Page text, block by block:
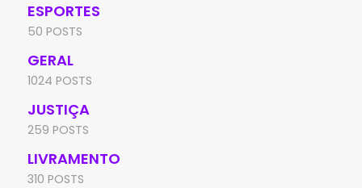
ESPORTES
50 POSTS
GERAL
1024 POSTS
JUSTIÇA
259 POSTS
LIVRAMENTO
310 POSTS